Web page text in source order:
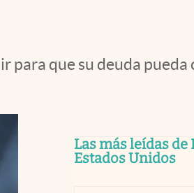
para que su deuda pueda
Las más leídas de
Estados Unidos